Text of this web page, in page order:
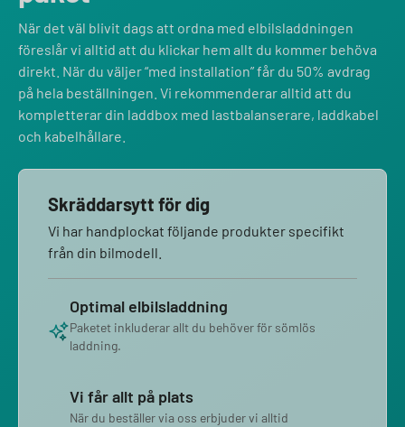
När det väl blivit dags att ordna med elbilsladdningen
föreslår vi alltid att du klickar hem allt du kommer behöva
direkt. När du väljer “med installation” får du 50% avdrag
på hela beställningen. Vi rekommenderar alltid att du
kompletterar din laddbox med lastbalanserare, laddkabel
och kabelhållare.
Skräddarsytt för dig
Vi har handplockat följande produkter specifikt
från din bilmodell.
Optimal elbilsladdning
Paketet inkluderar allt du behöver för sömlös
laddning.
Vi får allt på plats
När du beställer via oss erbjuder vi alltid